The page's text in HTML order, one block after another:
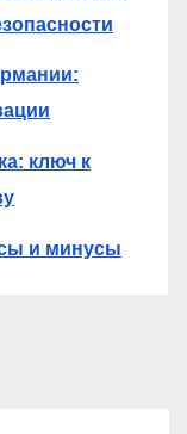
ключ к
и минусы